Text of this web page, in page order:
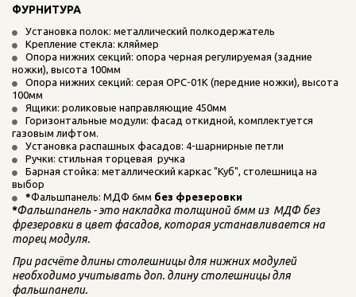
ФУРНИТУРА
Установка полок: металлический полкодержатель
Крепление стекла: кляймер
Опора нижних секций: опора черная регулируемая (задние
ножки), высота 100мм
Опора нижних секций: серая ОРС-01К (передние ножки), высота
100мм
Ящики: роликовые направляющие 450мм
Горизонтальные модули: фасад откидной, комплектуется
газовым лифтом.
Установка распашных фасадов: 4-шарнирные петли
Ручки: стильная торцевая  ручка
Барная стойка: металлический каркас "Куб", столешница на
выбор
*Фальшпанель: МДФ 6мм без фрезеровки
*Фальшпанель - это накладка толщиной 6мм из  МДФ без
фрезеровки в цвет фасадов, которая устанавливается на
торец модуля.
При расчёте длины столешницы для нижних модулей
необходимо учитывать доп. длину столешницы для
фальшпанели.